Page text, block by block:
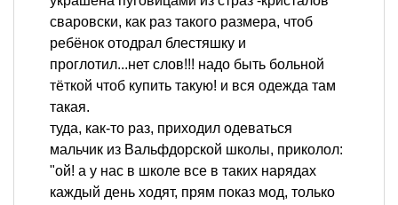
сваровски, как раз такого размера, чтоб
ребёнок отодрал блестяшку и
проглотил...нет слов!!! надо быть больной
тёткой чтоб купить такую! и вся одежда там
такая.
туда, как-то раз, приходил одеваться
мальчик из Вальфдорской школы, приколол:
"ой! а у нас в школе все в таких нарядах
каждый день ходят, прям показ мод, только